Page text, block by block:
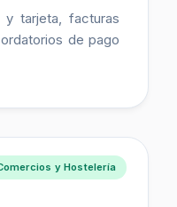
y tarjeta, facturas
de pago
y Hostelería